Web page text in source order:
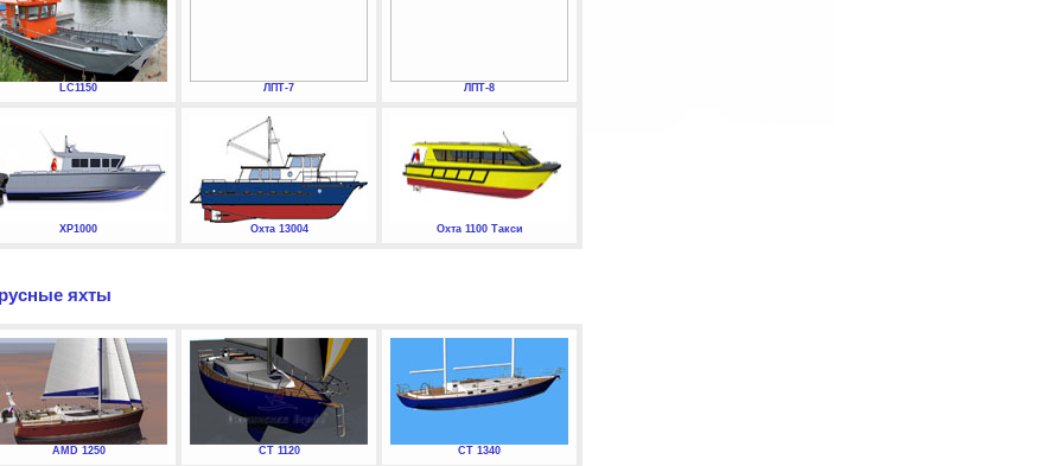
LC1150 ЛПТ-7 ЛПТ-8
XP1000 Охта 13004 Охта 1100 Такси
яхты
AMD 1250 СТ 1120 СТ 1340